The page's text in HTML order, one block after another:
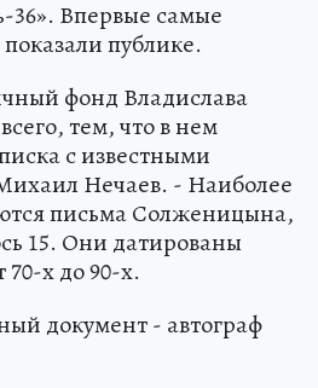
36». Впервые самые
публике.
фонд Владислава
тем, что в нем
с известными
Нечаев. - Наиболее
письма Солженицына,
15. Они датированы
х до 90-х.
документ - автограф